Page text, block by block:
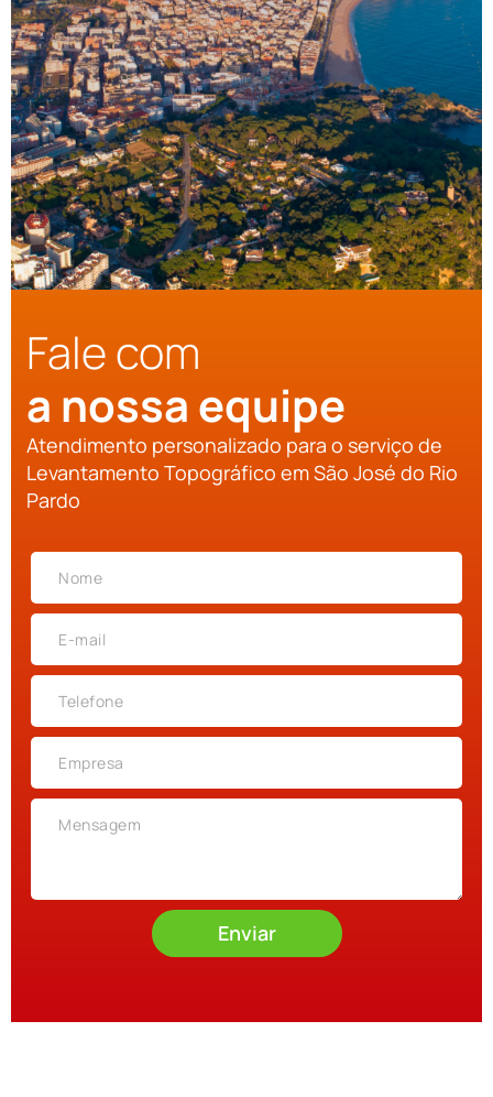
Fale com
a nossa equipe
Atendimento personalizado para o serviço de
Levantamento Topográfico em São José do Rio
Pardo
Enviar